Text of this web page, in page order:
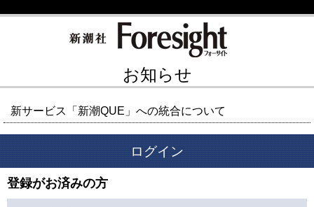
お知らせ
新サービス「新潮QUE」への統合について
ログイン
登録がお済みの方